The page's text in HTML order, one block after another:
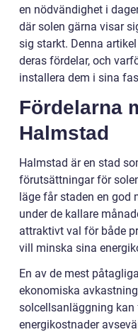
en nödvändighet i
där solen gärna visar
sig starkt. Denna
deras fördelar, och
installera dem i sina
Fördelarna
Halmstad
Halmstad är en stad
förutsättningar för
läge får staden en god
under de kallare
attraktivt val för både
vill minska sina
En av de mest
ekonomiska
solcellsanläggning
energikostnader